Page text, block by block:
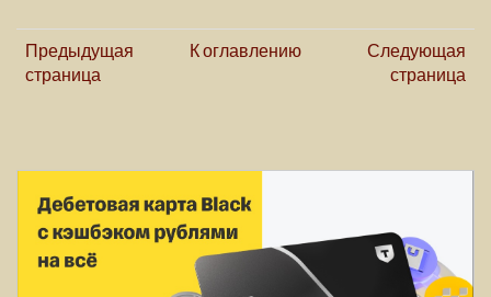
Предыдущая
страница
К оглавлению
Следующая
страница